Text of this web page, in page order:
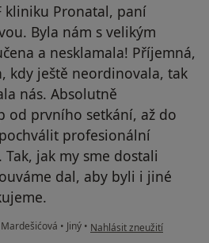
kliniku Pronatal, paní
Byla nám s velikým
a nesklamala! Příjemná,
kdy ještě neordinovala, tak
nás. Absolutně
od prvního setkání, až do
profesionální
jak my sme dostali
dal, aby byli i jiné
• Jiný • podle názoru uživatele
Nahlásit zneužití